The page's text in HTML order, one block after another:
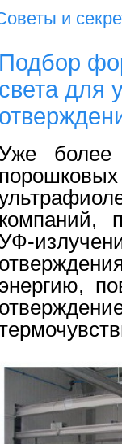
и
Подбор
света для
Уже
компаний,
УФ-